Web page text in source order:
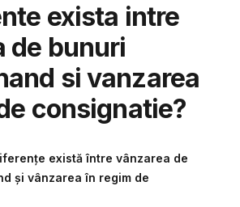
exista intre
de bunuri
si vanzarea
consignatie?
există între vânzarea de
și vânzarea în regim de